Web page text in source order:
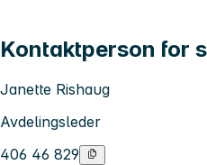
Kontaktperson for
Janette Rishaug
Avdelingsleder
406 46 829